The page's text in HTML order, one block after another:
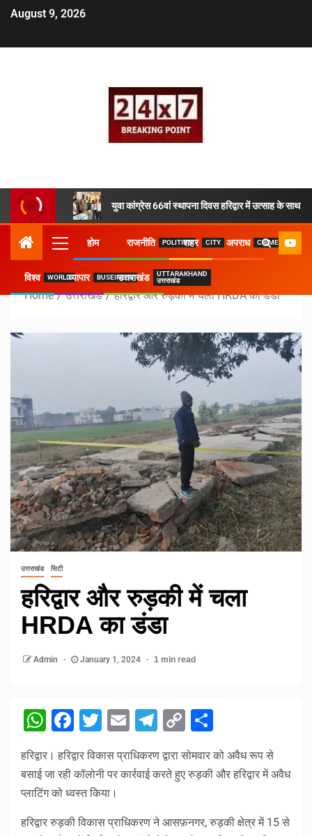
August 9, 2026
युवा कांग्रेस 66वां स्थापना दिवस हरिद्वार में उत्साह के साथ
होम राजनीति POLITICSशहर CITY अपराध CRIME
विश्व WORLDव्यापार BUSEINESSउत्तराखंड
UTTARAKHAND
उत्तराखंड
Home उत्तराखंड हरिद्वार और रुड़की में चला HRDA का डंडा
उत्तराखंड सिटी
हरिद्वार और रुड़की में चला
HRDA का डंडा
Admin January 1, 2024 1 min read
WhatsApp
Facebook
Twitter
EmailTelegram
Copy
Link
हरिद्वार। हरिद्वार विकास प्राधिकरण द्वारा सोमवार को अवैध रूप से
बसाई जा रही कॉलोनी पर कार्रवाई करते हुए रुड़की और हरिद्वार में अवैध
प्लाटिंग को ध्वस्त किया।
हरिद्वार रुड़की विकास प्राधिकरण ने आसफ़नगर, रुड़की क्षेत्र में 15 से